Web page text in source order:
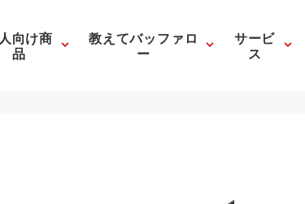
向け商
品
教えてバッファロ
ー
サービ
ス